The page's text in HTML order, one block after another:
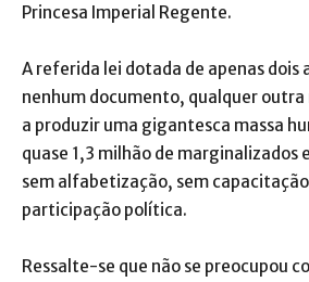
Princesa Imperial Regente.
A referida lei dotada de apenas dois
nenhum documento, qualquer
a produzir uma gigantesca massa
quase 1,3 milhão de marginalizados
sem alfabetização, sem
participação política.
Ressalte-se que não se preocupou